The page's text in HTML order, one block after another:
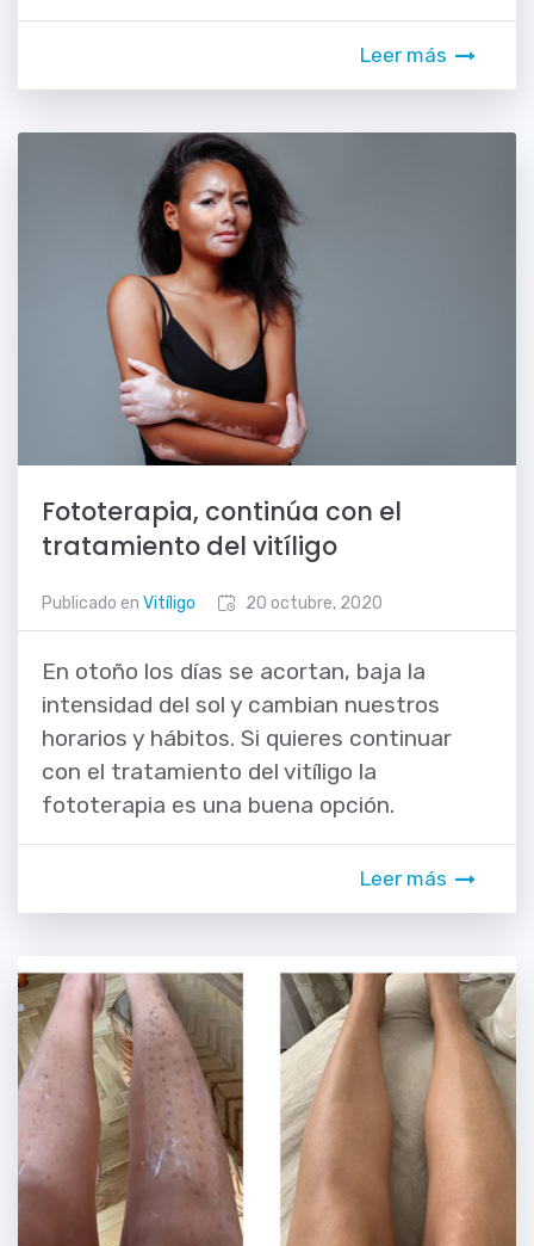
Leer más
Fototerapia, continúa con el
tratamiento del vitíligo
20 octubre, 2020
Publicado en Vitíligo
En otoño los días se acortan, baja la
intensidad del sol y cambian nuestros
horarios y hábitos. Si quieres continuar
con el tratamiento del vitíligo la
fototerapia es una buena opción.
Leer más